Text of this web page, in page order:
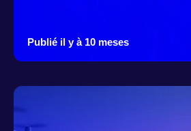
Publié il y à 10 meses